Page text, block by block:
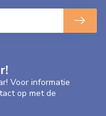
Voor informatie
op met de